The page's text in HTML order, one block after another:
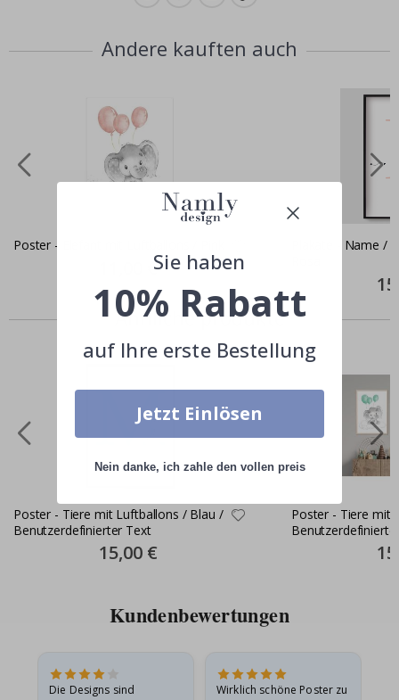
Andere kauften auch
Poster - Elefant mit Luftballons / Pink
11,00 €
Plakate - Name /
Ähnliche produkte
Poster - Tiere mit Luftballons / Blau /
Benutzerdefinierter Text
Special
Price
15,00 €
Poster - Tiere mit
Kundenbewertungen
Die Designs sind
Wirklich schöne Poster zu
Sie haben
10% Rabatt
auf Ihre erste Bestellung
Jetzt Einlösen
Nein danke, ich zahle den vollen preis